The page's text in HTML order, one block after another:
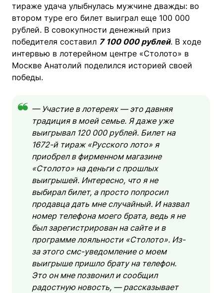
тираже удача улыбнулась мужчине дважды: во
втором туре его билет выиграл еще 100 000
рублей. В совокупности денежный приз
победителя составил 7 100 000 рублей. В ходе
интервью в лотерейном центре «Столото» в
Москве Анатолий поделился историей своей
победы.
— Участие в лотереях — это давняя
традиция в моей семье. Я даже уже
выигрывал 120 000 рублей. Билет на
1672-й тираж «Русского лото» я
приобрел в фирменном магазине
«Столото» на деньги с прошлых
выигрышей. Интересно, что я не
выбирал билет, а просто попросил
продавца дать мне случайный. И назвал
номер телефона моего брата, ведь я не
был зарегистрирован на сайте и в
программе лояльности «Столото». Из-
за этого смс-уведомление о моем
выигрыше пришло брату на телефон.
Это он мне позвонил и сообщил
радостную новость, — рассказывает